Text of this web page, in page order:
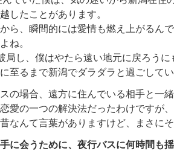
したことがあります。
ら、瞬間的には愛情も燃え上がるん
ね。
局し、僕はやたら遠い地元に戻ろう
至るまで新潟でダラダラと過ごして
の場合、遠方に住んでいる相手と一
愛の一つの解決法だったわけですが
なんて言葉がありますけど、まさにそ
に会うために、夜行バスに何時間も